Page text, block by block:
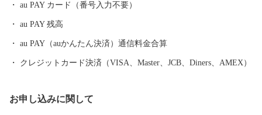
ない課題が非常に山積しています。 すこしづつまちの活性化を目
指し歩みを進めてまいりますので、今後の根室市にご注目くださ
au PAY カード（番号入力不要）
au PAY 残高
au PAY（auかんたん決済）通信料金合算
クレジットカード決済（VISA、Master、JCB、Diners、AMEX）
お申し込みに関して